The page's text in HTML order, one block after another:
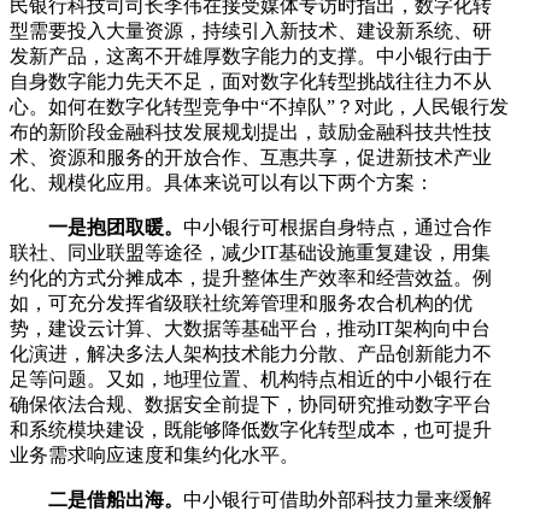
民银行科技司司长李伟在接受媒体专访时指出，数字化转
型需要投入大量资源，持续引入新技术、建设新系统、研
发新产品，这离不开雄厚数字能力的支撑。中小银行由于
自身数字能力先天不足，面对数字化转型挑战往往力不从
心。如何在数字化转型竞争中“不掉队”？对此，人民银行发
布的新阶段金融科技发展规划提出，鼓励金融科技共性技
术、资源和服务的开放合作、互惠共享，促进新技术产业
化、规模化应用。具体来说可以有以下两个方案：
一是抱团取暖。 中小银行可根据自身特点，通过合作
联社、同业联盟等途径，减少IT基础设施重复建设，用集
约化的方式分摊成本，提升整体生产效率和经营效益。例
如，可充分发挥省级联社统筹管理和服务农合机构的优
势，建设云计算、大数据等基础平台，推动IT架构向中台
化演进，解决多法人架构技术能力分散、产品创新能力不
足等问题。又如，地理位置、机构特点相近的中小银行在
确保依法合规、数据安全前提下，协同研究推动数字平台
和系统模块建设，既能够降低数字化转型成本，也可提升
业务需求响应速度和集约化水平。
二是借船出海。 中小银行可借助外部科技力量来缓解